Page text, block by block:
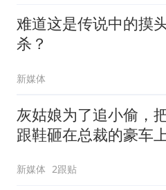
难道这是传说中的摸
杀？
新媒体
灰姑娘为了追小偷，
跟鞋砸在总裁的豪车
新媒体 2跟贴